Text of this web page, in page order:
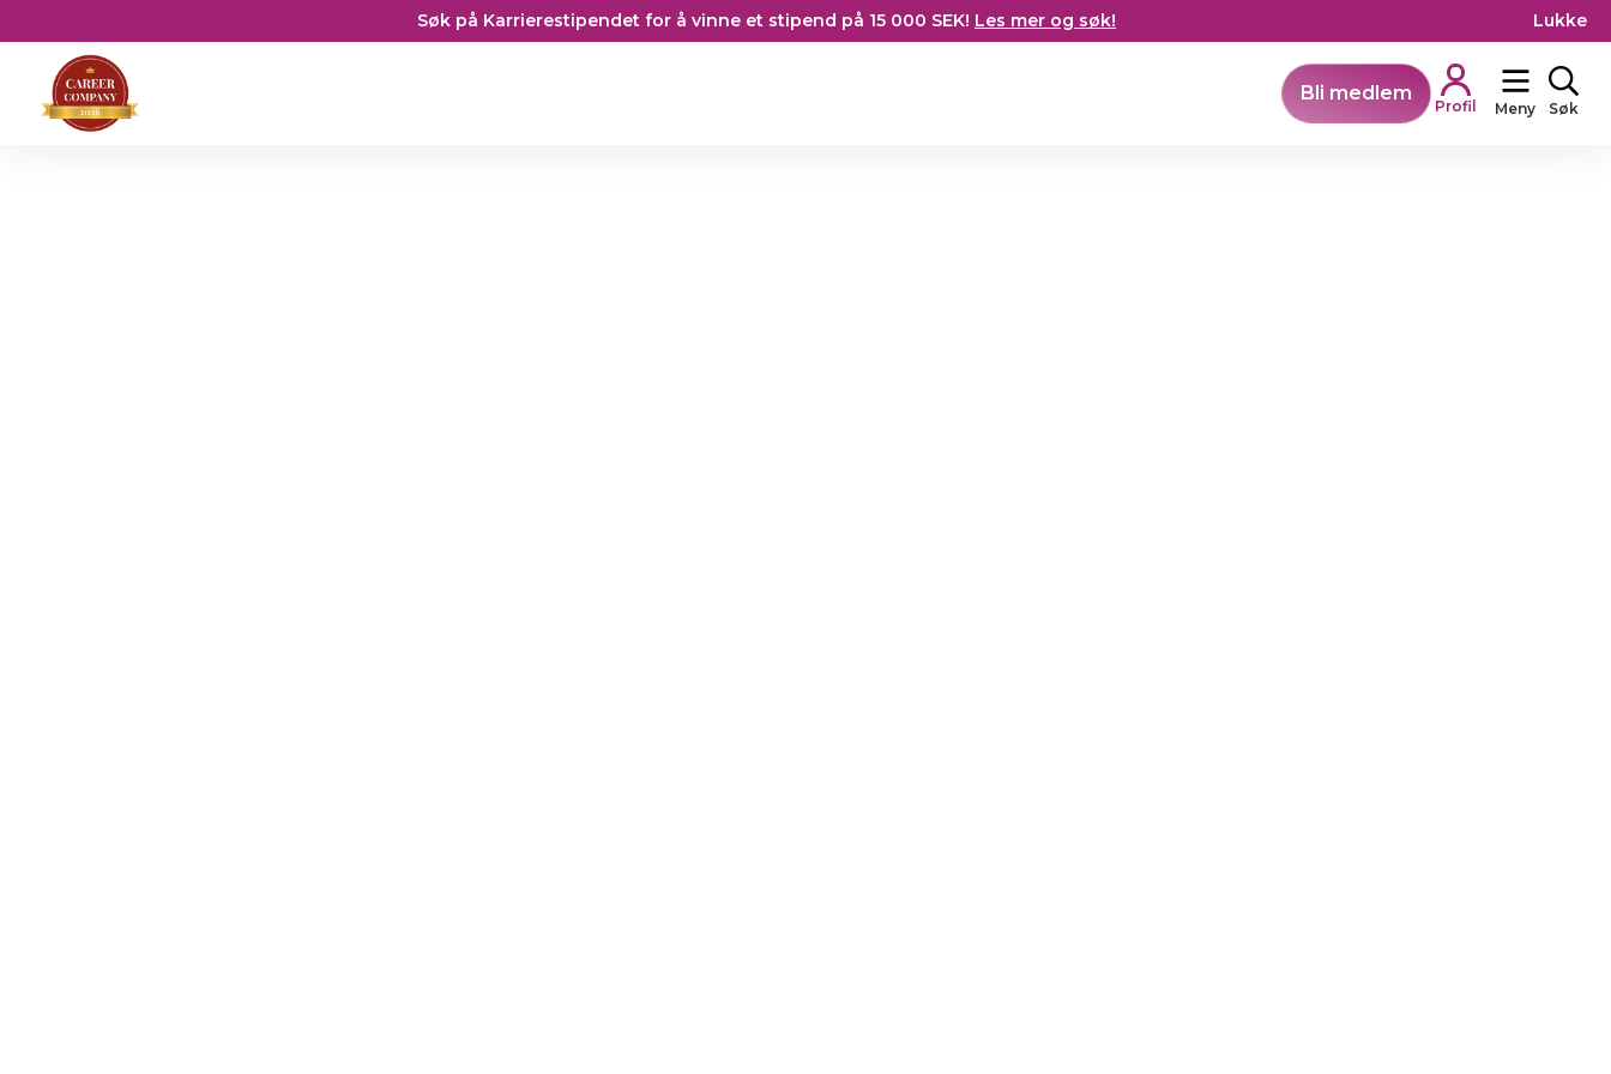
Søk på Karrierestipendet for å vinne et stipend på 15 000 SEK! Les mer og søk! Lukke
Bli medlem
Profil Meny Søk